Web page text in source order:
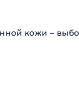
кожи –